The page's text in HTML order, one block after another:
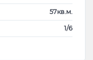
57кв.м.
1/6